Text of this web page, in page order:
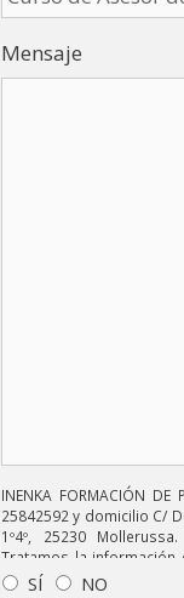
Mensaje
INENKA FORMACIÓN DE
25842592 y domicilio C/
1º4º, 25230
Tratamos la
enviarle correos
SÍ NO